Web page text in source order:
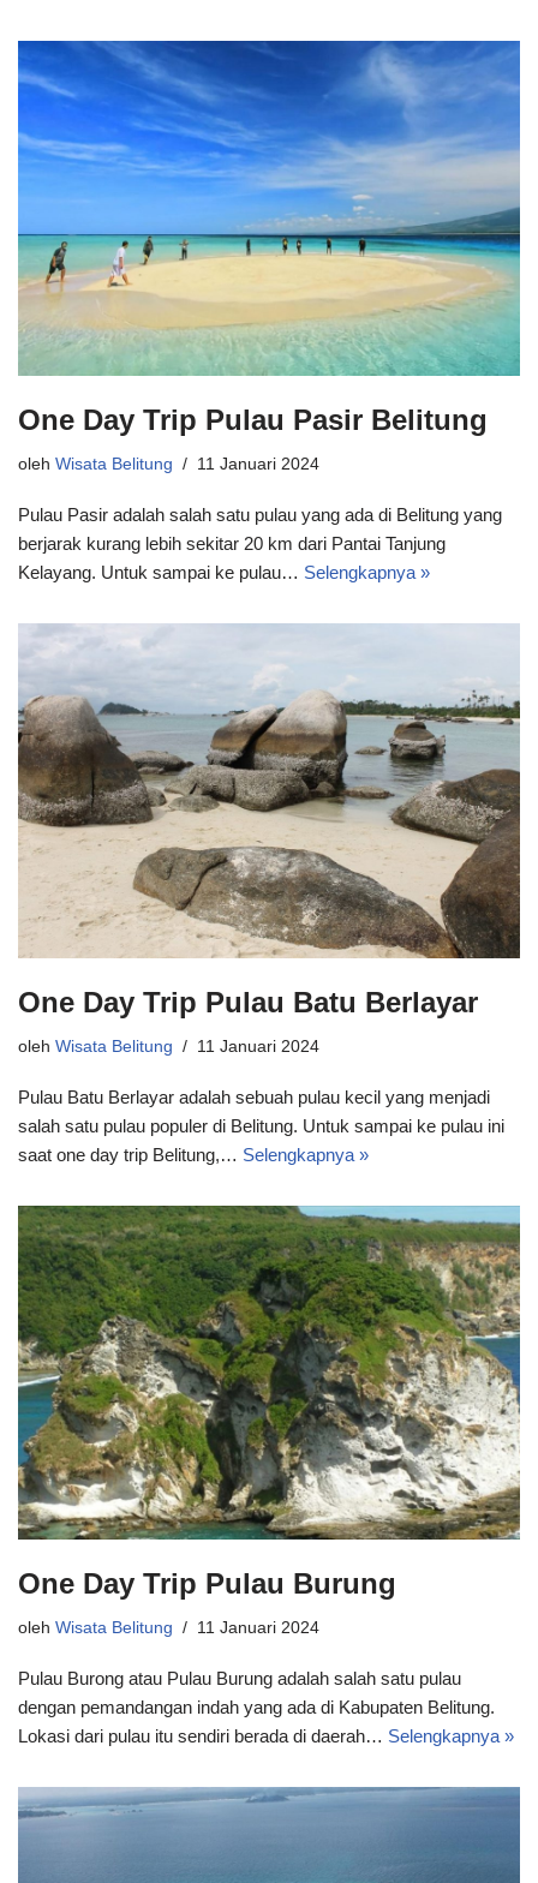
One Day Trip Pulau Pasir Belitung
oleh Wisata Belitung 11 Januari 2024
Pulau Pasir adalah salah satu pulau yang ada di Belitung yang
berjarak kurang lebih sekitar 20 km dari Pantai Tanjung
Kelayang. Untuk sampai ke pulau… Selengkapnya »
One Day Trip Pulau Batu Berlayar
oleh Wisata Belitung 11 Januari 2024
Pulau Batu Berlayar adalah sebuah pulau kecil yang menjadi
salah satu pulau populer di Belitung. Untuk sampai ke pulau ini
saat one day trip Belitung,… Selengkapnya »
One Day Trip Pulau Burung
oleh Wisata Belitung 11 Januari 2024
Pulau Burong atau Pulau Burung adalah salah satu pulau
dengan pemandangan indah yang ada di Kabupaten Belitung.
Lokasi dari pulau itu sendiri berada di daerah… Selengkapnya »